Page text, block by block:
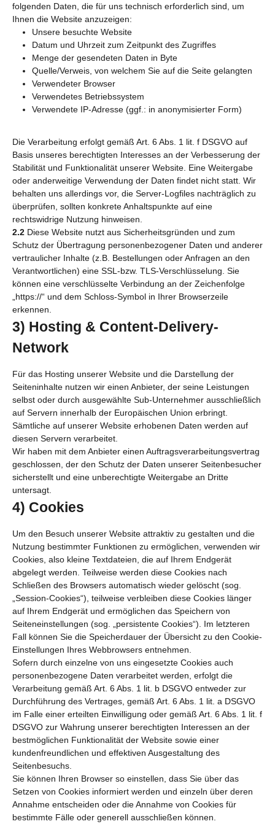
folgenden Daten, die für uns technisch erforderlich sind, um
Ihnen die Website anzuzeigen:
Unsere besuchte Website
Datum und Uhrzeit zum Zeitpunkt des Zugriffes
Menge der gesendeten Daten in Byte
Quelle/Verweis, von welchem Sie auf die Seite gelangten
Verwendeter Browser
Verwendetes Betriebssystem
Verwendete IP-Adresse (ggf.: in anonymisierter Form)
Die Verarbeitung erfolgt gemäß Art. 6 Abs. 1 lit. f DSGVO auf
Basis unseres berechtigten Interesses an der Verbesserung der
Stabilität und Funktionalität unserer Website. Eine Weitergabe
oder anderweitige Verwendung der Daten findet nicht statt. Wir
behalten uns allerdings vor, die Server-Logfiles nachträglich zu
überprüfen, sollten konkrete Anhaltspunkte auf eine
rechtswidrige Nutzung hinweisen.
2.2 Diese Website nutzt aus Sicherheitsgründen und zum
Schutz der Übertragung personenbezogener Daten und anderer
vertraulicher Inhalte (z.B. Bestellungen oder Anfragen an den
Verantwortlichen) eine SSL-bzw. TLS-Verschlüsselung. Sie
können eine verschlüsselte Verbindung an der Zeichenfolge
„https://“ und dem Schloss-Symbol in Ihrer Browserzeile
erkennen.
3) Hosting & Content-Delivery-
Network
Für das Hosting unserer Website und die Darstellung der
Seiteninhalte nutzen wir einen Anbieter, der seine Leistungen
selbst oder durch ausgewählte Sub-Unternehmer ausschließlich
auf Servern innerhalb der Europäischen Union erbringt.
Sämtliche auf unserer Website erhobenen Daten werden auf
diesen Servern verarbeitet.
Wir haben mit dem Anbieter einen Auftragsverarbeitungsvertrag
geschlossen, der den Schutz der Daten unserer Seitenbesucher
sicherstellt und eine unberechtigte Weitergabe an Dritte
untersagt.
4) Cookies
Um den Besuch unserer Website attraktiv zu gestalten und die
Nutzung bestimmter Funktionen zu ermöglichen, verwenden wir
Cookies, also kleine Textdateien, die auf Ihrem Endgerät
abgelegt werden. Teilweise werden diese Cookies nach
Schließen des Browsers automatisch wieder gelöscht (sog.
„Session-Cookies“), teilweise verbleiben diese Cookies länger
auf Ihrem Endgerät und ermöglichen das Speichern von
Seiteneinstellungen (sog. „persistente Cookies“). Im letzteren
Fall können Sie die Speicherdauer der Übersicht zu den Cookie-
Einstellungen Ihres Webbrowsers entnehmen.
Sofern durch einzelne von uns eingesetzte Cookies auch
personenbezogene Daten verarbeitet werden, erfolgt die
Verarbeitung gemäß Art. 6 Abs. 1 lit. b DSGVO entweder zur
Durchführung des Vertrages, gemäß Art. 6 Abs. 1 lit. a DSGVO
im Falle einer erteilten Einwilligung oder gemäß Art. 6 Abs. 1 lit. f
DSGVO zur Wahrung unserer berechtigten Interessen an der
bestmöglichen Funktionalität der Website sowie einer
kundenfreundlichen und effektiven Ausgestaltung des
Seitenbesuchs.
Sie können Ihren Browser so einstellen, dass Sie über das
Setzen von Cookies informiert werden und einzeln über deren
Annahme entscheiden oder die Annahme von Cookies für
bestimmte Fälle oder generell ausschließen können.